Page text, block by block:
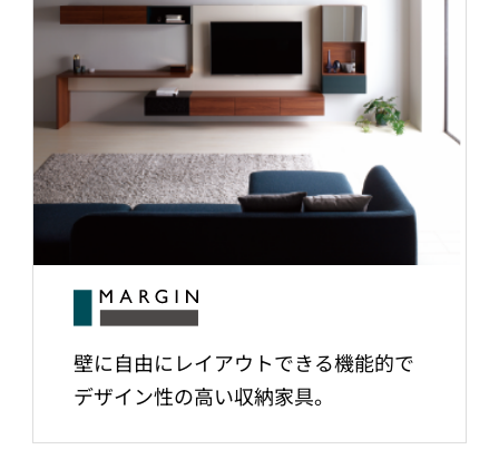
壁に自由にレイアウトできる機能的で
デザイン性の高い収納家具。